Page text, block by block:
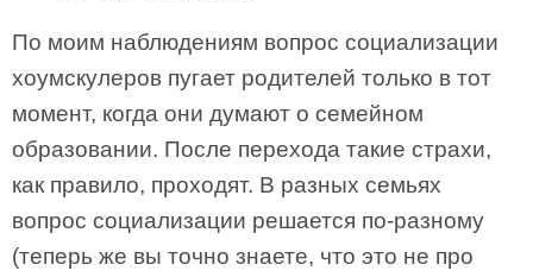
По моим наблюдениям вопрос социализации
хоумскулеров пугает родителей только в тот
момент, когда они думают о семейном
образовании. После перехода такие страхи,
как правило, проходят. В разных семьях
вопрос социализации решается по-разному
(теперь же вы точно знаете, что это не про